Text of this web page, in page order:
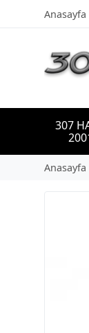
Anasayfa
307
Anasayfa